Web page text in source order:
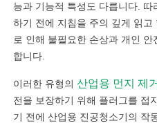
능과 기능적 특성도 다릅니다.
하기 전에 지침을 주의 깊게 읽
로 인해 불필요한 손상과 개인
합니다.
이러한 유형의산업용 먼지 제
전을 보장하기 위해 플러그를 접
기 전에 산업용 진공청소기의 작